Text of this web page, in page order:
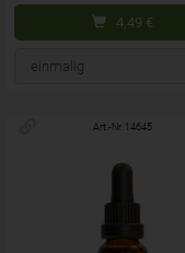
4,49 €
Art.-Nr. 14645